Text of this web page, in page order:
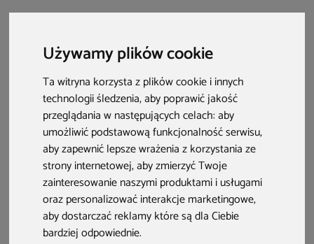
Używamy plików cookie
Ta witryna korzysta z plików cookie i innych
technologii śledzenia, aby poprawić jakość
przeglądania w następujących celach:aby
umożliwić podstawową funkcjonalność serwisu,
aby zapewnić lepsze wrażenia z korzystania ze
strony internetowej,aby zmierzyć Twoje
zainteresowanie naszymi produktami i usługami
oraz personalizować interakcje marketingowe,
aby dostarczać reklamy które są dla Ciebie
bardziej odpowiednie.
Narożnik
modułowy z
technorattanu
Kansas Maxi Grey /
Grey Melange
2 999 zł
Narożnik
technorattanowy
lewy Alicante Grey
/ Grey Melange
6 999 zł
Narożnik ogrodowy
aluminiowy Nicea
Dark Grey / Grey
Bestseller